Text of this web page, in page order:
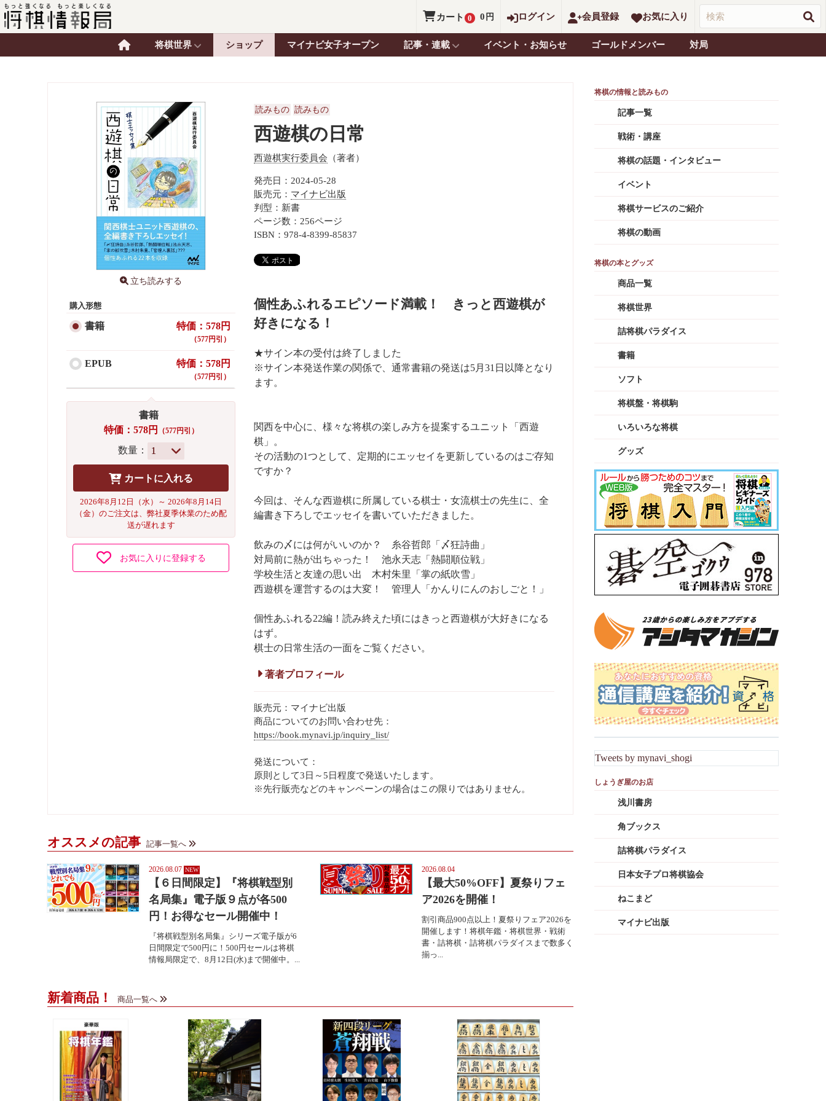
カート 0 0 円 ログイン 会員登録 お気に入り
将棋世界 ショップ マイナビ女子オープン 記事・連載 イベント・お知らせ ゴールドメンバー 対局
立ち読みする
購入形態
書籍 特価：578円
（577円引）
EPUB 特価：578円
（577円引）
書籍
特価：578円
（577円引）
数量：
2026年8月12日（水）～ 2026年8月14日
（金）のご注文は、弊社夏季休業のため配
送が遅れます
お気に入りに登録する
読みもの 読みもの
西遊棋の日常
西遊棋実行委員会 （著者）
発売日：2024-05-28
販売元： マイナビ出版
判型：新書
ページ数：256ページ
ISBN：978-4-8399-85837
個性あふれるエピソード満載！ きっと西遊棋が
好きになる！
★サイン本の受付は終了しました
※サイン本発送作業の関係で、通常書籍の発送は5月31日以降となり
ます。
関西を中心に、様々な将棋の楽しみ方を提案するユニット「西遊
棋」。
その活動の1つとして、定期的にエッセイを更新しているのはご存知
ですか？
今回は、そんな西遊棋に所属している棋士・女流棋士の先生に、全
編書き下ろしでエッセイを書いていただきました。
飲みの〆には何がいいのか？ 糸谷哲郎「〆狂詩曲」
対局前に熱が出ちゃった！ 池永天志「熱闘順位戦」
学校生活と友達の思い出 木村朱里「掌の紙吹雪」
西遊棋を運営するのは大変！ 管理人「かんりにんのおしごと！」
個性あふれる22編！読み終えた頃にはきっと西遊棋が大好きになる
はず。
棋士の日常生活の一面をご覧ください。
著者プロフィール
販売元：マイナビ出版
商品についてのお問い合わせ先：
https://book.mynavi.jp/inquiry_list/
発送について：
原則として3日～5日程度で発送いたします。
※先行販売などのキャンペーンの場合はこの限りではありません。
オススメの記事 記事一覧へ
2026.08.07
【６日間限定】『将棋戦型別
名局集』電子版９点が各500
円！お得なセール開催中！
『将棋戦型別名局集』シリーズ電子版が6
日間限定で500円に！500円セールは将棋
情報局限定で、8月12日(水)まで開催中。...
2026.08.04
【最大50%OFF】夏祭りフェ
ア2026を開催！
割引商品900点以上！夏祭りフェア2026を
開催します！将棋年鑑・将棋世界・戦術
書・詰将棋・詰将棋パラダイスまで数多く
揃っ...
新着商品！ 商品一覧へ
記事一覧
戦術・講座
将棋の話題・インタビュー
イベント
将棋サービスのご紹介
将棋の動画
商品一覧
将棋世界
詰将棋パラダイス
書籍
ソフト
将棋盤・将棋駒
いろいろな将棋
グッズ
Tweets by mynavi_shogi
浅川書房
角ブックス
詰将棋パラダイス
日本女子プロ将棋協会
ねこまど
マイナビ出版